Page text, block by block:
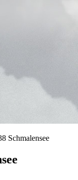
Schmalensee